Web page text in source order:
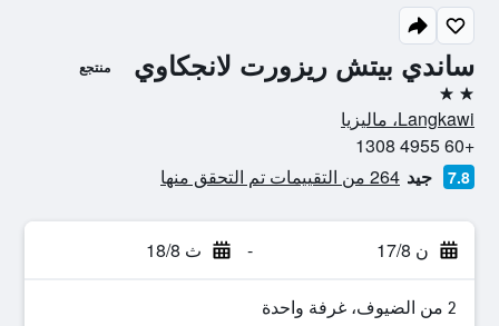
ساندي بيتش ريزورت لانجكاوي منتجع
2 نجمتين
Langkawi، ماليزيا
+60 4955 1308
7.8 جيد 264 من التقييمات تم التحقق منها
ن 17/8 - ث 18/8
2 من الضيوف، غرفة واحدة